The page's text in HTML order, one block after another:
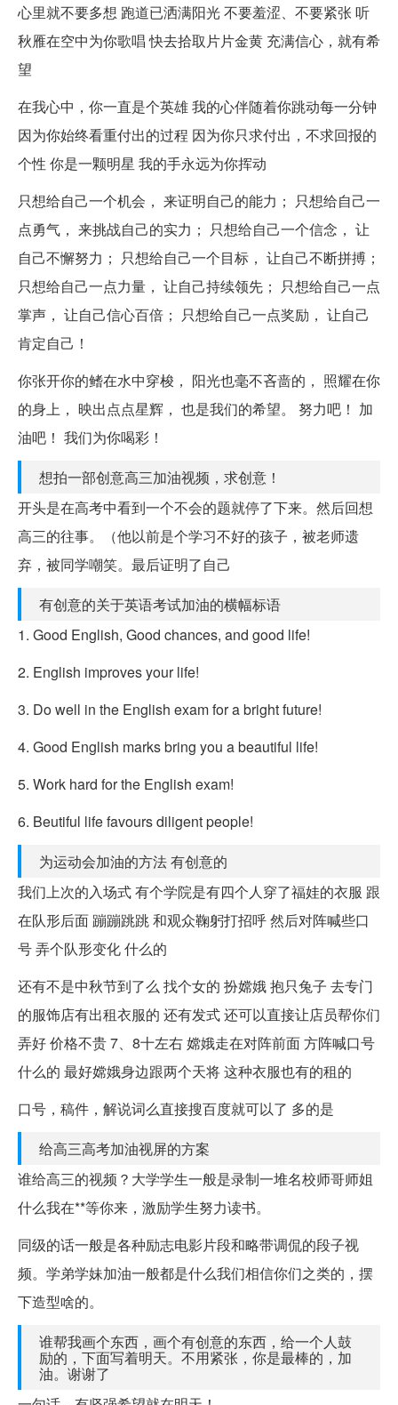
心里就不要多想 跑道已洒满阳光 不要羞涩、不要紧张 听
秋雁在空中为你歌唱 快去拾取片片金黄 充满信心，就有希
望
在我心中，你一直是个英雄 我的心伴随着你跳动每一分钟
因为你始终看重付出的过程 因为你只求付出，不求回报的
个性 你是一颗明星 我的手永远为你挥动
只想给自己一个机会， 来证明自己的能力； 只想给自己一
点勇气， 来挑战自己的实力； 只想给自己一个信念， 让
自己不懈努力； 只想给自己一个目标， 让自己不断拼搏；
只想给自己一点力量， 让自己持续领先； 只想给自己一点
掌声， 让自己信心百倍； 只想给自己一点奖励， 让自己
肯定自己！
你张开你的鳍在水中穿梭， 阳光也毫不吝啬的， 照耀在你
的身上， 映出点点星辉， 也是我们的希望。 努力吧！ 加
油吧！ 我们为你喝彩！
想拍一部创意高三加油视频，求创意！
开头是在高考中看到一个不会的题就停了下来。然后回想
高三的往事。（他以前是个学习不好的孩子，被老师遗
弃，被同学嘲笑。最后证明了自己
有创意的关于英语考试加油的横幅标语
1. Good English, Good chances, and good life!
2. English improves your life!
3. Do well in the English exam for a bright future!
4. Good English marks bring you a beautiful life!
5. Work hard for the English exam!
6. Beutiful life favours diligent people!
为运动会加油的方法 有创意的
我们上次的入场式 有个学院是有四个人穿了福娃的衣服 跟
在队形后面 蹦蹦跳跳 和观众鞠躬打招呼 然后对阵喊些口
号 弄个队形变化 什么的
还有不是中秋节到了么 找个女的 扮嫦娥 抱只兔子 去专门
的服饰店有出租衣服的 还有发式 还可以直接让店员帮你们
弄好 价格不贵 7、8十左右 嫦娥走在对阵前面 方阵喊口号
什么的 最好嫦娥身边跟两个天将 这种衣服也有的租的
口号，稿件，解说词么直接搜百度就可以了 多的是
给高三高考加油视屏的方案
谁给高三的视频？大学学生一般是录制一堆名校师哥师姐
什么我在**等你来，激励学生努力读书。
同级的话一般是各种励志电影片段和略带调侃的段子视
频。学弟学妹加油一般都是什么我们相信你们之类的，摆
下造型啥的。
谁帮我画个东西，画个有创意的东西，给一个人鼓
励的，下面写着明天。不用紧张，你是最棒的，加
油。谢谢了